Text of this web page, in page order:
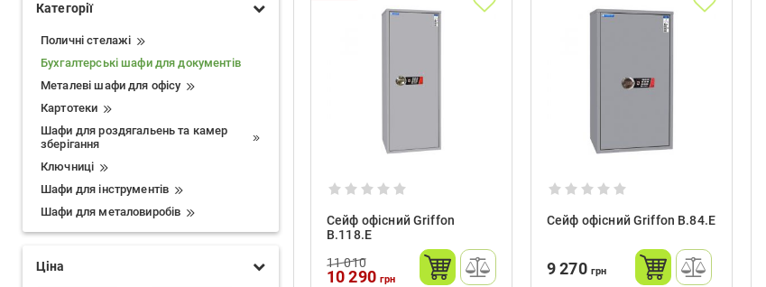
Категорії
Поличні стелажі
Бухгалтерські шафи для документів
Металеві шафи для офісу
Картотеки
Шафи для роздягальень та камер
зберігання
Ключниці
Шафи для інструментів
Шафи для металовиробів
Ціна
Сейф офісний Griffon
B.118.E
11 010
10 290грн
Сейф офісний Griffon B.84.E
9 270 грн